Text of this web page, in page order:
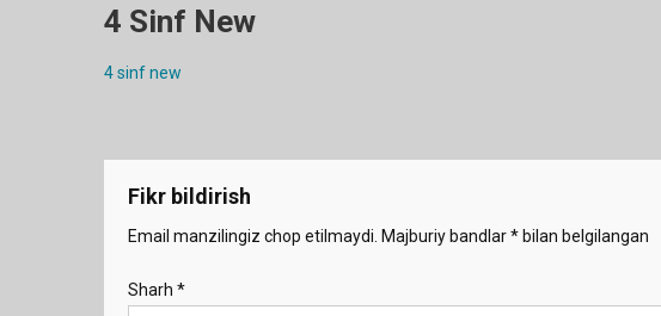
4 Sinf New
4 sinf new
Fikr bildirish
Email manzilingiz chop etilmaydi. Majburiy bandlar* bilan belgilangan
Sharh *